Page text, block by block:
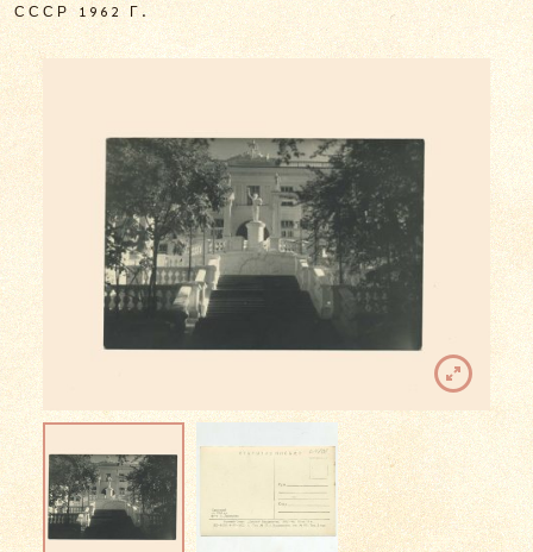
СССР 1962 Г.